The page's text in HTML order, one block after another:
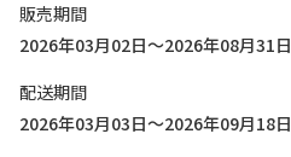
販売期間
2026年03月02日～2026年08月31日
配送期間
2026年03月03日～2026年09月18日